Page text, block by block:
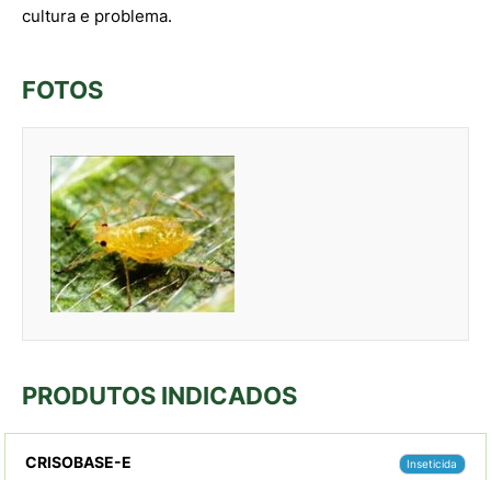
cultura e problema.
FOTOS
PRODUTOS INDICADOS
CRISOBASE-E Inseticida